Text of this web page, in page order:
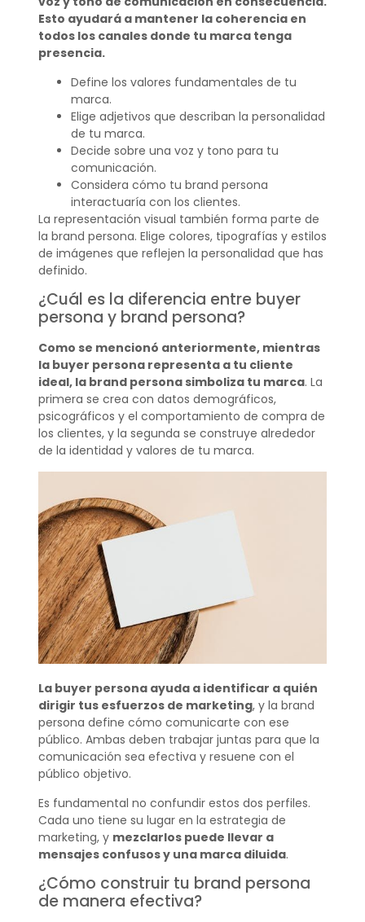
Esto ayudará a mantener la coherencia en
todos los canales donde tu marca tenga
presencia.
Define los valores fundamentales de tu
marca.
Elige adjetivos que describan la personalidad
de tu marca.
Decide sobre una voz y tono para tu
comunicación.
Considera cómo tu brand persona
interactuaría con los clientes.
La representación visual también forma parte de
la brand persona. Elige colores, tipografías y estilos
de imágenes que reflejen la personalidad que has
definido.
¿Cuál es la diferencia entre buyer
persona y brand persona?
Como se mencionó anteriormente, mientras
la buyer persona representa a tu cliente
ideal, la brand persona simboliza tu marca. La
primera se crea con datos demográficos,
psicográficos y el comportamiento de compra de
los clientes, y la segunda se construye alrededor
de la identidad y valores de tu marca.
La buyer persona ayuda a identificar a quién
dirigir tus esfuerzos de marketing, y la brand
persona define cómo comunicarte con ese
público. Ambas deben trabajar juntas para que la
comunicación sea efectiva y resuene con el
público objetivo.
Es fundamental no confundir estos dos perfiles.
Cada uno tiene su lugar en la estrategia de
marketing, y mezclarlos puede llevar a
mensajes confusos y una marca diluida.
¿Cómo construir tu brand persona
de manera efectiva?